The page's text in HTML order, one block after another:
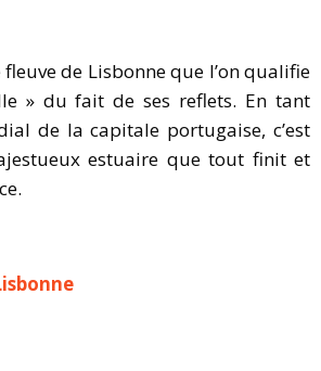
fleuve de Lisbonne que l’on qualifie
» du fait de ses reflets. En tant
de la capitale portugaise, c’est
estuaire que tout finit et